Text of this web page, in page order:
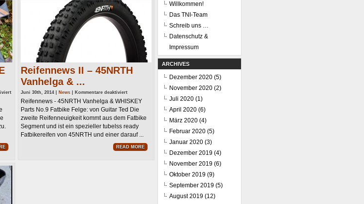
für
ORTOVOX,
CUBE
45NRTH
cooles
Herbst-
Reifennews II – 45NRTH
Vanhelga & ...
Juni 30th, 2014 | News Kommentare deaktiviertfür
II
–
45NRTH
Vanhelga
&
WHYSKEY
Parts
No.9
Felge
Reifennews - 45NRTH Vanhelga & WHISKEY
Parts No.9 Fatbike Felge: von Guitar Ted Die
zweite Reifenneuigkeit kommt aus dem Fatbike
Segment und ist ein spezieller tubelss ready
Fatbikereifen von 45NRTH und einer darauf ...
READ MORE
Willkommen!
Das TNI-Team
Schreib uns …
Datenschutz &
Impressum
ARCHIVES
Dezember 2020 (5)
November 2020 (2)
Juli 2020 (1)
April 2020 (6)
März 2020 (4)
Februar 2020 (5)
Januar 2020 (3)
Dezember 2019 (4)
November 2019 (6)
Oktober 2019 (9)
September 2019 (5)
August 2019 (12)